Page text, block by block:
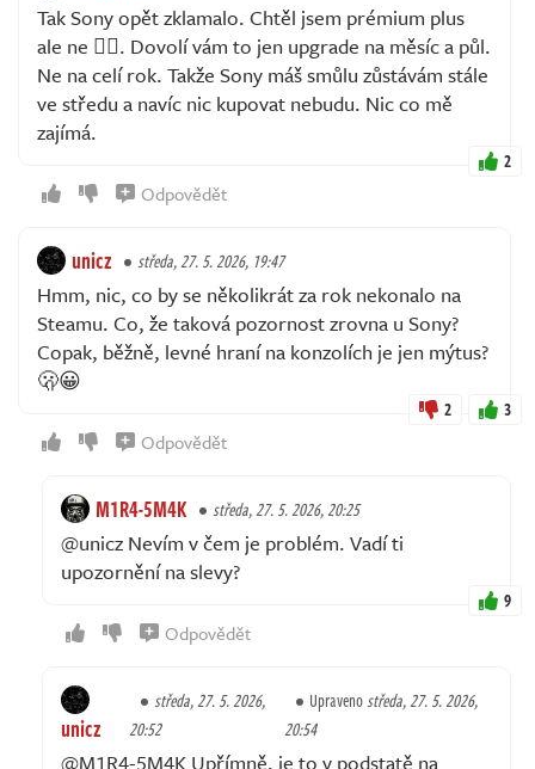
Tak Sony opět zklamalo. Chtěl jsem prémium plus
ale ne 🙂‍↔️. Dovolí vám to jen upgrade na měsíc a půl.
Ne na celí rok. Takže Sony máš smůlu zůstávám stále
ve středu a navíc nic kupovat nebudu. Nic co mě
zajímá.
2
Odpovědět
unicz středa, 27. 5. 2026, 19:47
Hmm, nic, co by se několikrát za rok nekonalo na
Steamu. Co, že taková pozornost zrovna u Sony?
Copak, běžně, levné hraní na konzolích je jen mýtus?
🫢😀
2 3
Odpovědět
M1R4-5M4K středa, 27. 5. 2026, 20:25
@unicz Nevím v čem je problém. Vadí ti
upozornění na slevy?
9
Odpovědět
unicz
středa, 27. 5. 2026,
20:52
Upravenostředa, 27. 5. 2026,
20:54
@M1R4-5M4K Upřímně, je to v podstatě na